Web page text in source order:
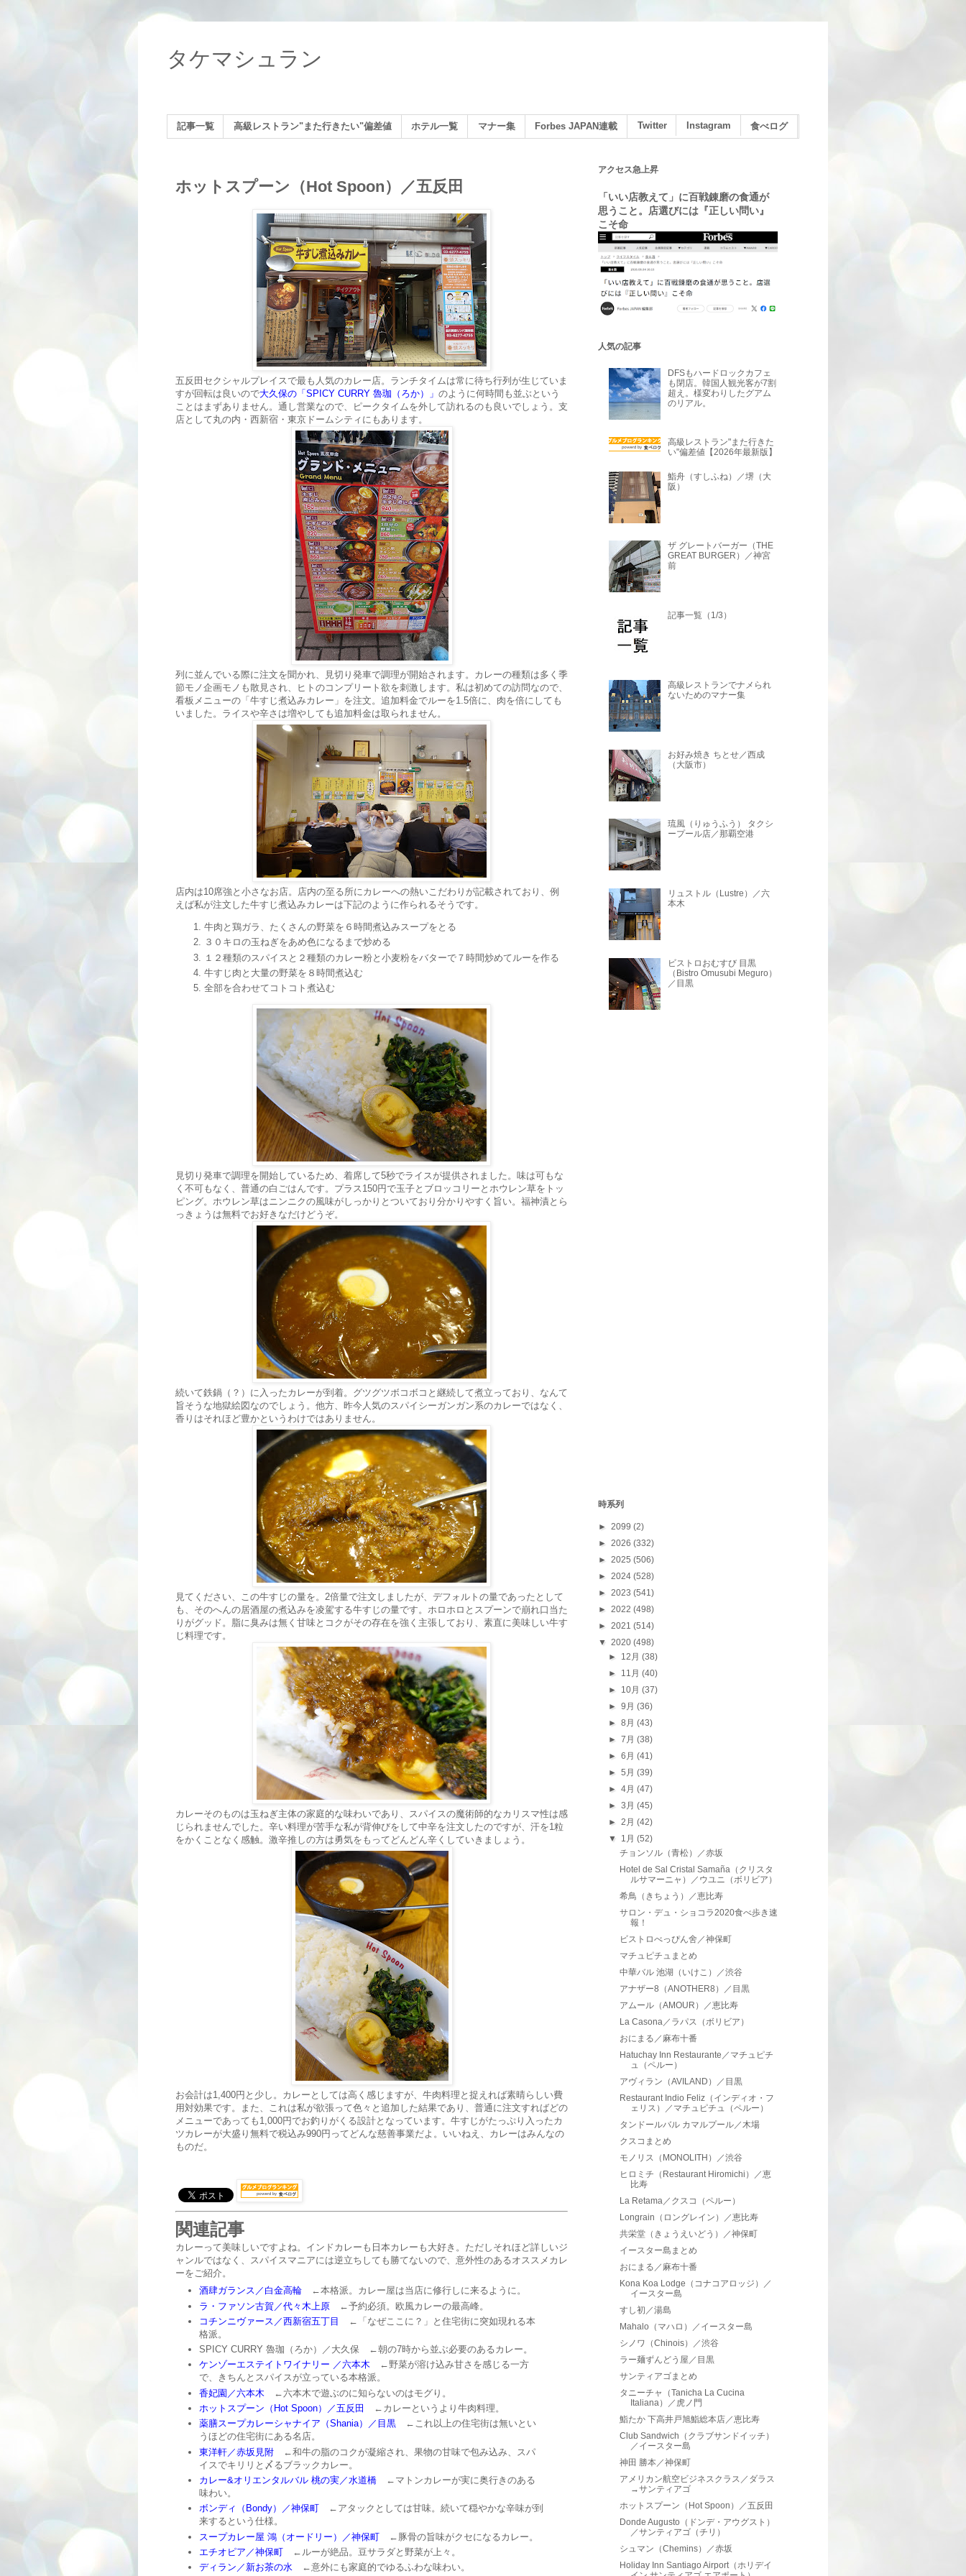
タケマシュラン
記事一覧 高級レストラン"また行きたい"偏差値 ホテル一覧 マナー集 Forbes JAPAN連載 Twitter Instagram 食べログ
ホットスプーン（Hot Spoon）／五反田
五反田セクシャルプレイスで最も人気のカレー店。ランチタイムは常に待ち行列が生じていま
すが回転は良いので大久保の「SPICY CURRY 魯珈（ろか）」 のように何時間も並ぶという
ことはまずありません。通し営業なので、ピークタイムを外して訪れるのも良いでしょう。支
店として丸の内・西新宿・東京ドームシティにもあります。
列に並んでいる際に注文を聞かれ、見切り発車で調理が開始されます。カレーの種類は多く季
節モノ企画モノも散見され、ヒトのコンプリート欲を刺激します。私は初めての訪問なので、
看板メニューの「牛すじ煮込みカレー」を注文。追加料金でルーを1.5倍に、肉を倍にしても
いました。ライスや辛さは増やしても追加料金は取られません。
店内は10席強と小さなお店。店内の至る所にカレーへの熱いこだわりが記載されており、例
えば私が注文した牛すじ煮込みカレーは下記のように作られるそうです。
牛肉と鶏ガラ、たくさんの野菜を６時間煮込みスープをとる
３０キロの玉ねぎをあめ色になるまで炒める
１２種類のスパイスと２種類のカレー粉と小麦粉をバターで７時間炒めてルーを作る
牛すじ肉と大量の野菜を８時間煮込む
全部を合わせてコトコト煮込む
見切り発車で調理を開始しているため、着席して5秒でライスが提供されました。味は可もな
く不可もなく、普通の白ごはんです。プラス150円で玉子とブロッコリーとホウレン草をトッ
ピング。ホウレン草はニンニクの風味がしっかりとついており分かりやすく旨い。福神漬とら
っきょうは無料でお好きなだけどうぞ。
続いて鉄鍋（？）に入ったカレーが到着。グツグツボコボコと継続して煮立っており、なんて
旨そうな地獄絵図なのでしょう。他方、昨今人気のスパイシーガンガン系のカレーではなく、
香りはそれほど豊かというわけではありません。
見てください、この牛すじの量を。2倍量で注文しましたが、デフォルトの量であったとして
も、そのへんの居酒屋の煮込みを凌駕する牛すじの量です。ホロホロとスプーンで崩れ口当た
りがグッド。脂に臭みは無く甘味とコクがその存在を強く主張しており、素直に美味しい牛す
じ料理です。
カレーそのものは玉ねぎ主体の家庭的な味わいであり、スパイスの魔術師的なカリスマ性は感
じられませんでした。辛い料理が苦手な私が背伸びをして中辛を注文したのですが、汗を1粒
をかくことなく感触。激辛推しの方は勇気をもってどんどん辛くしていきましょう。
お会計は1,400円と少し。カレーとしては高く感じますが、牛肉料理と捉えれば素晴らしい費
用対効果です。また、これは私が欲張って色々と追加した結果であり、普通に注文すればどの
メニューであっても1,000円でお釣りがくる設計となっています。牛すじがたっぷり入ったカ
ツカレーが大盛り無料で税込み990円ってどんな慈善事業だよ。いいねえ、カレーはみんなの
ものだ。
関連記事
カレーって美味しいですよね。インドカレーも日本カレーも大好き。ただしそれほど詳しいジ
ャンルではなく、スパイスマニアには逆立ちしても勝てないので、意外性のあるオススメカレ
ーをご紹介。
酒肆ガランス／白金高輪 ←本格派。カレー屋は当店に修行しに来るように。
ラ・ファソン古賀／代々木上原 ←予約必須。欧風カレーの最高峰。
コチンニヴァース／西新宿五丁目
←「なぜここに？」と住宅街に突如現れる本
格派。
SPICY CURRY 魯珈（ろか）／大久保 ←朝の7時から並ぶ必要のあるカレー。
ケンゾーエステイトワイナリー ／六本木 ←野菜が溶け込み甘さを感じる一方
で、きちんとスパイスが立っている本格派。
香妃園／六本木 ←六本木で遊ぶのに知らないのはモグり。
ホットスプーン（Hot Spoon）／五反田
←カレーというより牛肉料理。
薬膳スープカレーシャナイア（Shania）／目黒 ←これ以上の住宅街は無いとい
うほどの住宅街にある名店。
東洋軒／赤坂見附 ←和牛の脂のコクが凝縮され、果物の甘味で包み込み、スパ
イスでキリリと〆るブラックカレー。
カレー&オリエンタルバル 桃の実／水道橋 ←マトンカレーが実に奥行きのある
味わい。
ボンディ（Bondy）／神保町 ←アタックとしては甘味。続いて穏やかな辛味が到
来するという仕様。
スープカレー屋 鴻（オードリー）／神保町 ←豚骨の旨味がクセになるカレー。
エチオピア／神保町 ←ルーが絶品。豆サラダと野菜が上々。
ディラン／新お茶の水 ←意外にも家庭的でゆるふわな味わい。
アクセス急上昇
「いい店教えて」に百戦錬磨の食通が
思うこと。店選びには『正しい問い』
こそ命
人気の記事
DFSもハードロックカフェ
も閉店。韓国人観光客が7割
超え。様変わりしたグアム
のリアル。
高級レストラン"また行きた
い"偏差値【2026年最新版】
鮨舟（すしふね）／堺（大
阪）
ザ グレートバーガー（THE
GREAT BURGER）／神宮
前
記事一覧（1/3）
高級レストランでナメられ
ないためのマナー集
お好み焼き ちとせ／西成
（大阪市）
琉風（りゅうふう） タクシ
ープール店／那覇空港
リュストル（Lustre）／六
本木
ビストロおむすび 目黒
（Bistro Omusubi Meguro）
／目黒
時系列
► 2099 (2)
► 2026 (332)
► 2025 (506)
► 2024 (528)
► 2023 (541)
► 2022 (498)
► 2021 (514)
▼ 2020 (498)
► 12月(38)
► 11月(40)
► 10月(37)
►9月(36)
►8月(43)
►7月(38)
►6月(41)
►5月(39)
►4月(47)
►3月(45)
►2月(42)
▼ 1月(52)
チョンソル（青松）／赤坂
Hotel de Sal Cristal Samaña（クリスタ
ルサマーニャ）／ウユニ（ボリビア）
希鳥（きちょう）／恵比寿
サロン・デュ・ショコラ2020食べ歩き速
報！
ビストロべっぴん舍／神保町
マチュピチュまとめ
中華バル 池湖（いけこ）／渋谷
アナザー8（ANOTHER8）／目黒
アムール（AMOUR）／恵比寿
La Casona／ラパス（ボリビア）
おにまる／麻布十番
Hatuchay Inn Restaurante／マチュピチ
ュ（ペルー）
アヴィラン（AVILAND）／目黒
Restaurant Indio Feliz（インディオ・フ
ェリス）／マチュピチュ（ペルー）
タンドールバル カマルプール／木場
クスコまとめ
モノリス（MONOLITH）／渋谷
ヒロミチ（Restaurant Hiromichi）／恵
比寿
La Retama／クスコ（ペルー）
Longrain（ロングレイン）／恵比寿
共栄堂（きょうえいどう）／神保町
イースター島まとめ
おにまる／麻布十番
Kona Koa Lodge（コナコアロッジ）／
イースター島
すし初／湯島
Mahalo（マハロ）／イースター島
シノワ（Chinois）／渋谷
ラー麺ずんどう屋／目黒
サンティアゴまとめ
タニーチャ（Tanicha La Cucina
Italiana）／虎ノ門
鮨たか 下高井戸旭鮨総本店／恵比寿
Club Sandwich（クラブサンドイッチ）
／イースター島
神田 勝本／神保町
アメリカン航空ビジネスクラス／ダラス
→サンティアゴ
ホットスプーン（Hot Spoon）／五反田
Donde Augusto（ドンデ・アウグスト）
／サンティアゴ（チリ）
シュマン（Chemins）／赤坂
Holiday Inn Santiago Airport（ホリデイ